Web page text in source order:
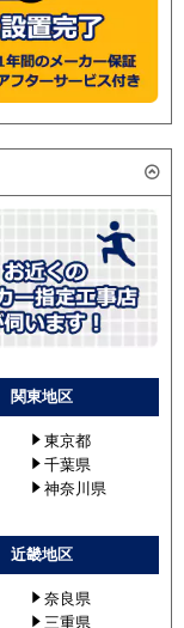
関東地区
東京都
千葉県
神奈川県
近畿地区
奈良県
三重県